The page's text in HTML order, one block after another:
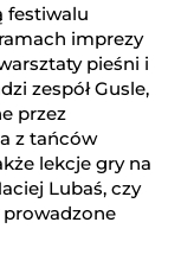
festiwalu
imprezy
pieśni i
zespół Gusle,
przez
z tańców
lekcje gry na
Lubaś, czy
prowadzone